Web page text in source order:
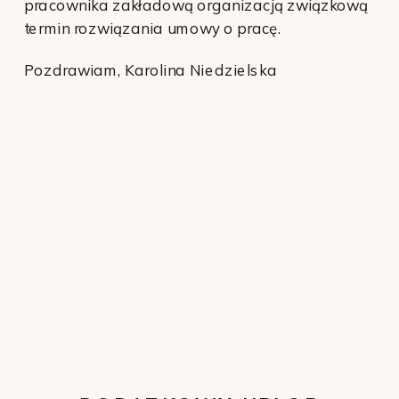
pracownika zakładową organizacją związkową
termin rozwiązania umowy o pracę.
Pozdrawiam, Karolina Niedzielska